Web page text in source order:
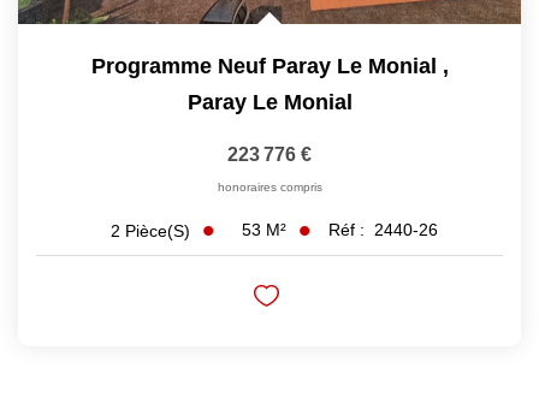
CONTACT
Extranet Gestion
Mon Compte Transaction
Programme Neuf Paray Le Monial ,
Paray Le Monial
223 776 €
honoraires compris
2 Pièce(s) 53 M² Réf : 2440-26